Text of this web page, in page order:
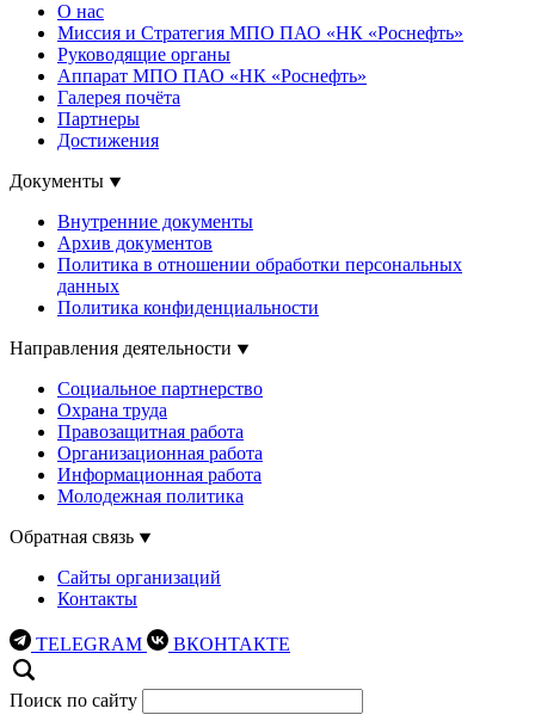
О нас
Миссия и Стратегия МПО ПАО «НК «Роснефть»
Руководящие органы
Аппарат МПО ПАО «НК «Роснефть»
Галерея почёта
Партнеры
Достижения
Документы
Внутренние документы
Архив документов
Политика в отношении обработки персональных
данных
Политика конфиденциальности
Направления деятельности
Социальное партнерство
Охрана труда
Правозащитная работа
Организационная работа
Информационная работа
Молодежная политика
Обратная связь
Сайты организаций
Контакты
TELEGRAM ВКОНТАКТЕ
Поиск по сайту